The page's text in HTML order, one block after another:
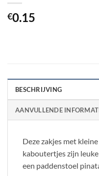
€0.15
BESCHRIJVING
AANVULLENDE
Deze zakjes met
kaboutertjes zijn
een paddenstoel